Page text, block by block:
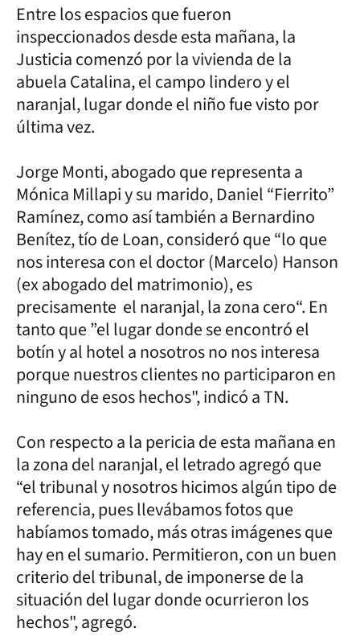
Entre los espacios que fueron
inspeccionados desde esta mañana, la
Justicia comenzó por la vivienda de la
abuela Catalina, el campo lindero y el
naranjal, lugar donde el niño fue visto por
última vez.
Jorge Monti, abogado que representa a
Mónica Millapi y su marido, Daniel “Fierrito”
Ramínez, como así también a Bernardino
Benítez, tío de Loan, consideró que “lo que
nos interesa con el doctor (Marcelo) Hanson
(ex abogado del matrimonio), es
precisamente el naranjal, la zona cero“. En
tanto que ”el lugar donde se encontró el
botín y al hotel a nosotros no nos interesa
porque nuestros clientes no participaron en
ninguno de esos hechos", indicó a TN.
Con respecto a la pericia de esta mañana en
la zona del naranjal, el letrado agregó que
“el tribunal y nosotros hicimos algún tipo de
referencia, pues llevábamos fotos que
habíamos tomado, más otras imágenes que
hay en el sumario. Permitieron, con un buen
criterio del tribunal, de imponerse de la
situación del lugar donde ocurrieron los
hechos", agregó.